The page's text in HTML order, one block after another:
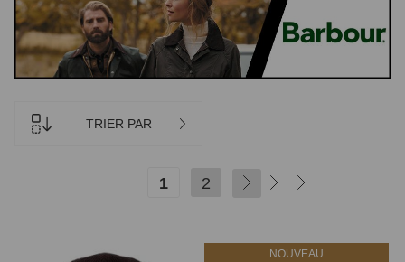
TRIER PAR
1 2 SUIVANT
NOUVEAU